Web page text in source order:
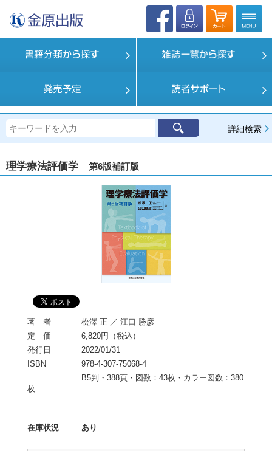
詳細検索
理学療法評価学 第6版補訂版
著 者
松澤 正 ／ 江口 勝彦
定 価
6,820円（税込）
発行日
2022/01/31
ISBN
978-4-307-75068-4
B5判・388頁・図数：43枚・カラー図数：380
枚
在庫状況 あり